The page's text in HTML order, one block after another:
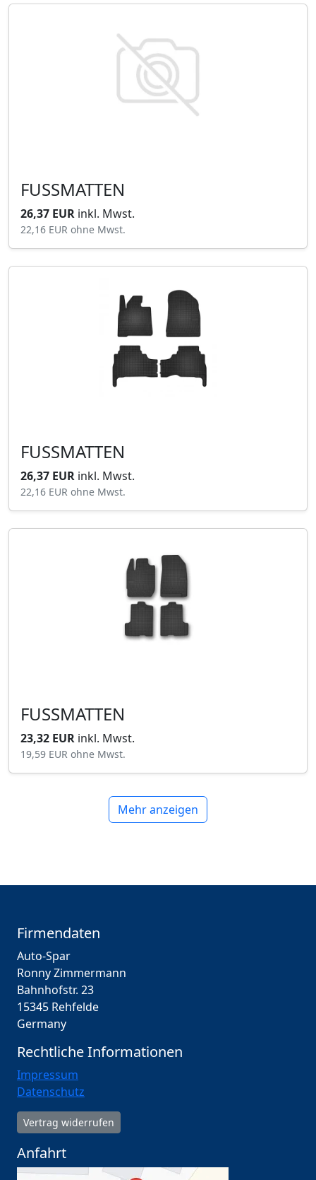
FUSSMATTEN
26,37 EUR inkl. Mwst.
22,16 EUR ohne Mwst.
FUSSMATTEN
26,37 EUR inkl. Mwst.
22,16 EUR ohne Mwst.
FUSSMATTEN
23,32 EUR inkl. Mwst.
19,59 EUR ohne Mwst.
Mehr anzeigen
Firmendaten
Auto-Spar
Ronny Zimmermann
Bahnhofstr. 23
15345 Rehfelde
Germany
Rechtliche Informationen
Impressum
Datenschutz
Vertrag widerrufen
Anfahrt